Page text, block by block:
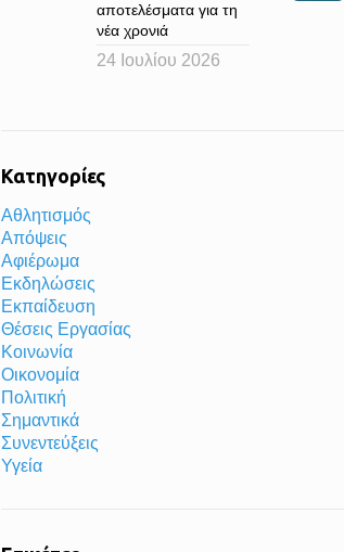
αποτελέσματα για τη
νέα χρονιά
24 Ιουλίου 2026
Κατηγορίες
Αθλητισμός
Απόψεις
Αφιέρωμα
Εκδηλώσεις
Εκπαίδευση
Θέσεις Εργασίας
Κοινωνία
Οικονομία
Πολιτική
Σημαντικά
Συνεντεύξεις
Υγεία